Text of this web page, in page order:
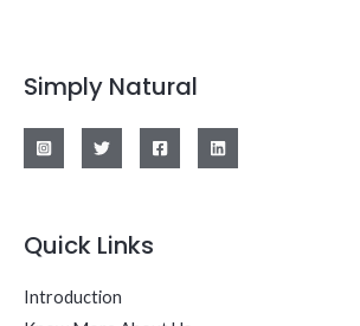
Simply Natural
Quick Links
Introduction